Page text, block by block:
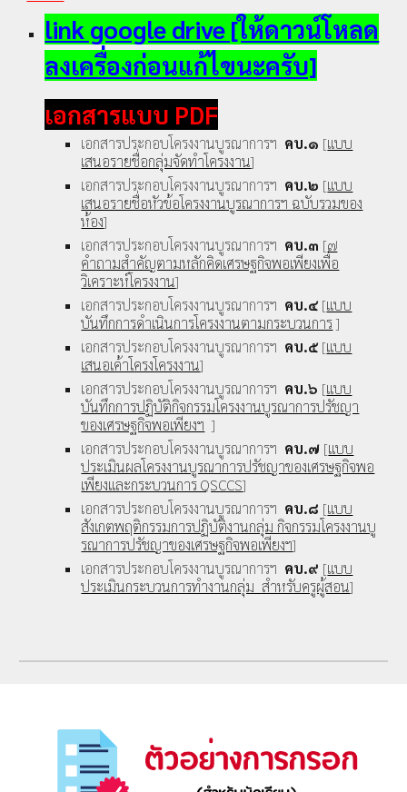
link google drive [ให้ดาวน์โหลด
ลงเครื่องก่อนแก้ไขนะครับ]
เอกสารแบบ PDF
เอกสารประกอบโครงงานบูรณาการฯ คบ.๑ [แบบ
เสนอรายชื่อกลุ่มจัดทำโครงงาน]
เอกสารประกอบโครงงานบูรณาการฯ คบ.๒ [แบบ
เสนอรายชื่อหัวข้อโครงงานบูรณาการฯ ฉบับรวมของ
ห้อง]
เอกสารประกอบโครงงานบูรณาการฯ คบ.๓ [๗
คำถามสำคัญตามหลักคิดเศรษฐกิจพอเพียงเพื่อ
วิเคราะห์โครงงาน]
เอกสารประกอบโครงงานบูรณาการฯ คบ.๔ [แบบ
บันทึกการดำเนินการโครงงานตามกระบวนการ]
เอกสารประกอบโครงงานบูรณาการฯ คบ.๕ [แบบ
เสนอเค้าโครงโครงงาน]
เอกสารประกอบโครงงานบูรณาการฯ คบ.๖ [แบบ
บันทึกการปฏิบัติกิจกรรมโครงงานบูรณาการปรัชญา
ของเศรษฐกิจพอเพียงฯ ]
เอกสารประกอบโครงงานบูรณาการฯ คบ.๗ [แบบ
ประเมินผลโครงงานบูรณาการปรัชญาของเศรษฐกิจพอ
เพียงและกระบวนการ QSCCS]
เอกสารประกอบโครงงานบูรณาการฯ คบ.๘ [แบบ
สังเกตพฤติกรรมการปฏิบัติงานกลุ่ม กิจกรรมโครงงานบู
รณาการปรัชญาของเศรษฐกิจพอเพียงฯ]
เอกสารประกอบโครงงานบูรณาการฯ คบ.๙ [แบบ
ประเมินกระบวนการทำงานกลุ่ม สำหรับครูผู้สอน]